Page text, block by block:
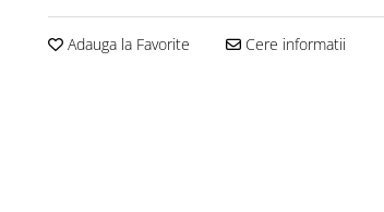
Adauga la Favorite Cere informatii